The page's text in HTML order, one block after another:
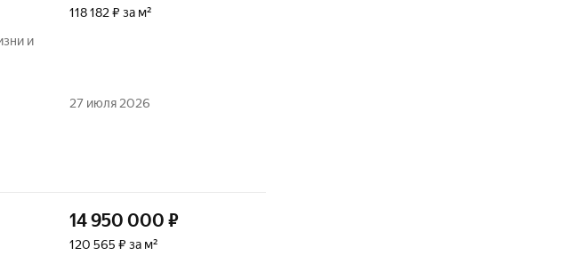
118 182 ₽ за м²
27 июля 2026
14 950 000 ₽
120 565 ₽ за м²